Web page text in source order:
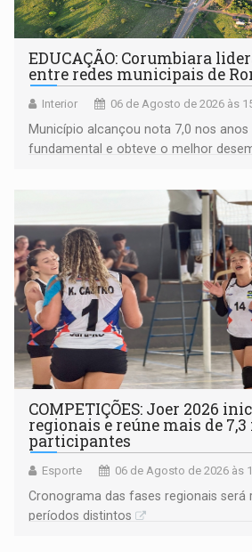
EDUCAÇÃO: Corumbiara
entre redes municipais de
Interior 06 de Agosto de 2026 às
Município alcançou nota 7,0 nos
fundamental e obteve o melhor
COMPETIÇÕES: Joer 2026
regionais e reúne mais de
participantes
Esporte 06 de Agosto de 2026 às
Cronograma das fases regionais será
períodos distintos